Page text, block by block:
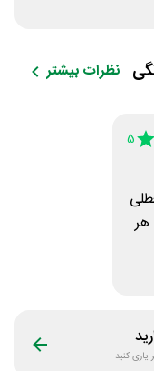
نظرات بیشتر
5
هر
کنید